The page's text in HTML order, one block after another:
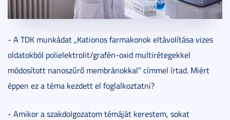
- A TDK munkádat „Kationos farmakonok eltávolítása vizes
oldatokból polielektrolit/grafén-oxid multirétegekkel
módosított nanoszűrő membránokkal” címmel írtad. Miért
éppen ez a téma kezdett el foglalkoztatni?
- Amikor a szakdolgozatom témáját kerestem, sokat